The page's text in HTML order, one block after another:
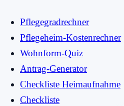
Pflegegradrechner
Pflegeheim-Kostenrechner
Wohnform-Quiz
Antrag-Generator
Checkliste Heimaufnahme
Checkliste